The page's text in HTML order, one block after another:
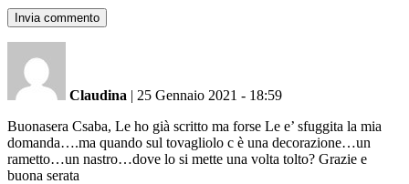
Claudina | 25 Gennaio 2021 - 18:59
Buonasera Csaba, Le ho già scritto ma forse Le e’ sfuggita la mia
domanda….ma quando sul tovagliolo c è una decorazione…un
rametto…un nastro…dove lo si mette una volta tolto? Grazie e
buona serata